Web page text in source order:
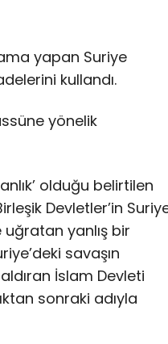
yapan Suriye
kullandı.
yönelik
olduğu belirtilen
Devletler’in
yanlış bir
savaşın
İslam Devleti
sonraki adıyla